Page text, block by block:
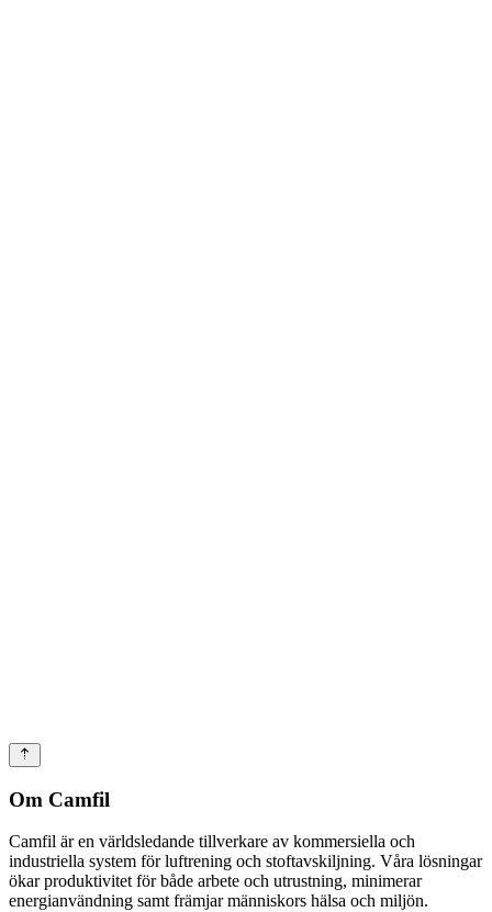
Om Camfil
Camfil är en världsledande tillverkare av kommersiella och
industriella system för luftrening och stoftavskiljning. Våra lösningar
ökar produktivitet för både arbete och utrustning, minimerar
energianvändning samt främjar människors hälsa och miljön.